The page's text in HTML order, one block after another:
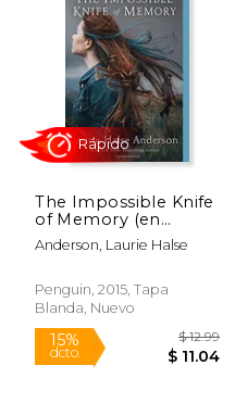
15%
dcto. $ 11.04
Rápido
The Impossible Knife
of Memory (en
Inglés)
Anderson, Laurie Halse
Penguin, 2015, Tapa
Blanda, Nuevo